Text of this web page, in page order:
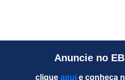
Anuncie no EB
clique aqui e conheça